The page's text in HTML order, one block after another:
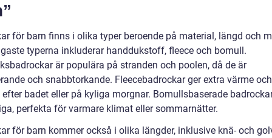
för barn finns i olika typer beroende på material, längd och
typerna inkluderar handdukstoff, fleece och bomull.
är populära på stranden och poolen, då de är
och snabbtorkande. Fleecebadrockar ger extra värme och
badet eller på kyliga morgnar. Bomullsbaserade
perfekta för varmare klimat eller sommarnätter.
för barn kommer också i olika längder, inklusive knä- och